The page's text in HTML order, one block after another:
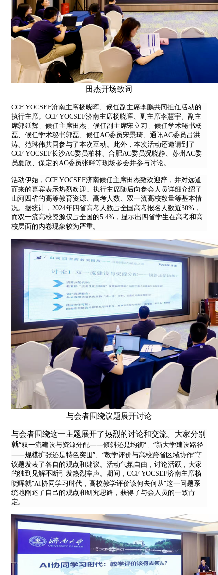
田杰开场致词
CCF YOCSEF济南主席杨晓晖、候任副主席李鹏共同担任活动的
执行主席。CCF YOCSEF济南主席杨晓晖、副主席李慧宇、 副主
席郭延辉、候任主席田杰、候任副主席宋立莉、候任学术秘书杨
磊、 候任学术秘书郭磊、候任AC委员宋景琦、通讯AC委员吕洪
涛、范琳伟共同参与了本次互动。此外，本次活动还邀请到了
CCF YOCSEF长沙AC委员柏林、合肥AC委员况晓静、苏州AC委
员夏欣、保定的AC委员张畔等现场参会并参与讨论。
活动伊始， CCF YOCSEF济南候任主席田杰致欢迎辞，并对远道
而来的嘉宾表示热烈欢迎。执行主席随后向参会人员详细介绍了
山河四省的高等教育资源、高考人数、双一流高校数量等基本情
况。据统计，2024年四省高考人数占全国高考报名人数近30%，
而双一流高校资源仅占全国的5.4%，显示出四省学生在高考和高
校层面的内卷现象较为严重。
与会者围绕议题展开讨论
与会者围绕这一主题展开了热烈的讨论和交流。大家分别
就“双一流建设与资源分配——倾斜还是均衡” “新大学建设路径
——规模扩张还是特色突围” “教学评价与高校跨省区域协作”等
议题发表了各自的观点和建议。活动气氛自由，讨论活跃，大家
的独到见解不断引发热烈掌声。期间，CCF YOCSEF济南主席杨
晓晖就“AI协同学习时代，高校教学评价该何去何从”这一问题系
统地阐述了自己的观点和研究思路，获得了与会人员的一致肯
定。